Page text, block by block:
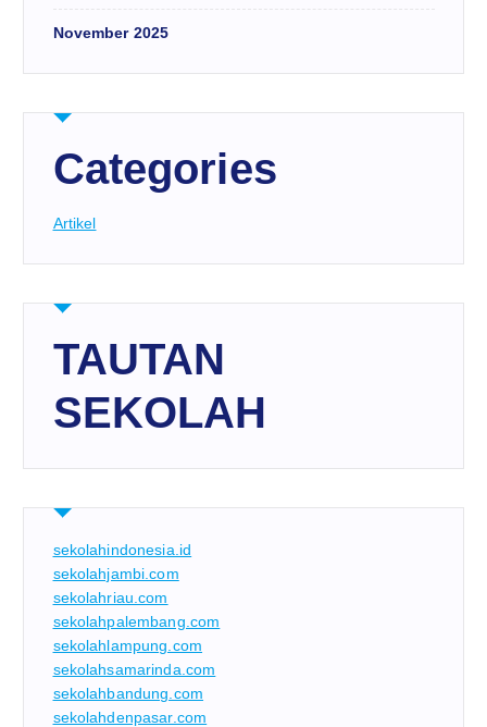
November 2025
Categories
Artikel
TAUTAN
SEKOLAH
sekolahindonesia.id
sekolahjambi.com
sekolahriau.com
sekolahpalembang.com
sekolahlampung.com
sekolahsamarinda.com
sekolahbandung.com
sekolahdenpasar.com